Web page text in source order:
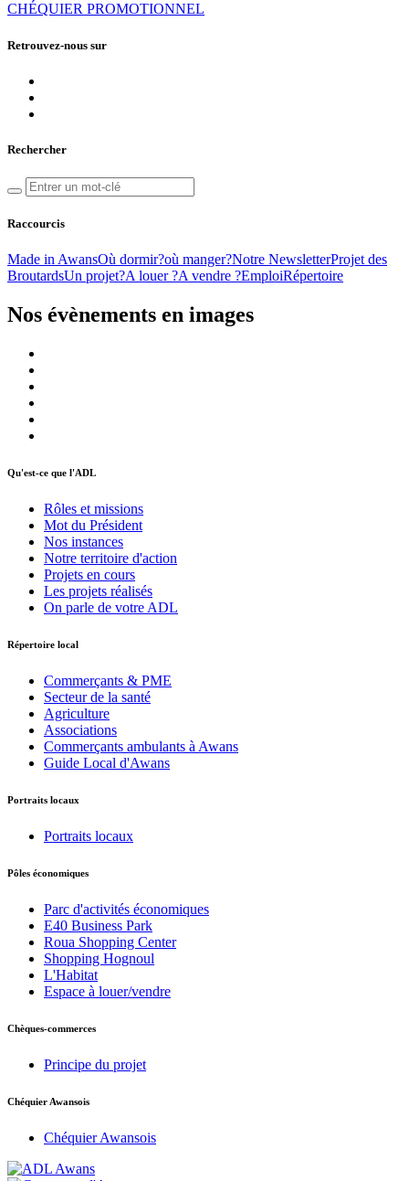
CHÉQUIER PROMOTIONNEL
Retrouvez-nous sur
Rechercher
Raccourcis
Made in AwansOù dormir?où manger?Notre NewsletterProjet des
BroutardsUn projet?A louer ?A vendre ?EmploiRépertoire
Nos évènements en images
Qu'est-ce que l'ADL
Rôles et missions
Mot du Président
Nos instances
Notre territoire d'action
Projets en cours
Les projets réalisés
On parle de votre ADL
Répertoire local
Commerçants & PME
Secteur de la santé
Agriculture
Associations
Commerçants ambulants à Awans
Guide Local d'Awans
Portraits locaux
Portraits locaux
Pôles économiques
Parc d'activités économiques
E40 Business Park
Roua Shopping Center
Shopping Hognoul
L'Habitat
Espace à louer/vendre
Chèques-commerces
Principe du projet
Chéquier Awansois
Chéquier Awansois